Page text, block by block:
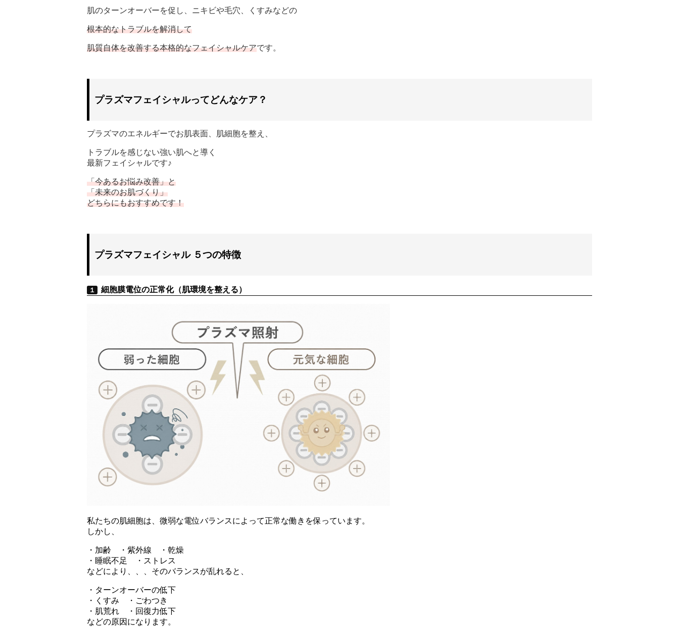
肌のターンオーバーを促し、ニキビや毛穴、くすみなどの
根本的なトラブルを解消して
肌質自体を改善する本格的なフェイシャルケアです。
プラズマフェイシャルってどんなケア？
プラズマのエネルギーでお肌表面、肌細胞を整え、
トラブルを感じない強い肌へと導く
最新フェイシャルです♪
「今あるお悩み改善」と
「未来のお肌づくり」
どちらにもおすすめです！
プラズマフェイシャル ５つの特徴
１ 細胞膜電位の正常化（肌環境を整える）
私たちの肌細胞は、微弱な電位バランスによって正常な働きを保っています。
しかし、
・加齢 ・紫外線 ・乾燥
・睡眠不足 ・ストレス
などにより、、、そのバランスが乱れると、
・ターンオーバーの低下
・くすみ ・ごわつき
・肌荒れ ・回復力低下
などの原因になります。